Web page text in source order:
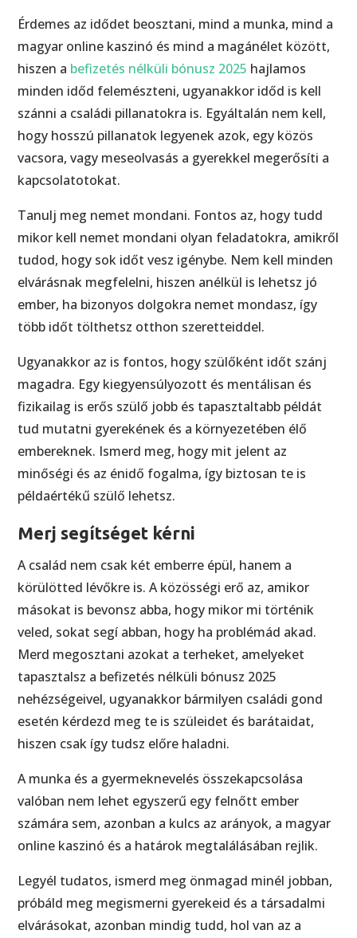
Érdemes az idődet beosztani, mind a munka, mind a
magyar online kaszinó és mind a magánélet között,
hiszen a befizetés nélküli bónusz 2025 hajlamos
minden időd felemészteni, ugyanakkor időd is kell
szánni a családi pillanatokra is. Egyáltalán nem kell,
hogy hosszú pillanatok legyenek azok, egy közös
vacsora, vagy meseolvasás a gyerekkel megerősíti a
kapcsolatotokat.
Tanulj meg nemet mondani. Fontos az, hogy tudd
mikor kell nemet mondani olyan feladatokra, amikről
tudod, hogy sok időt vesz igénybe. Nem kell minden
elvárásnak megfelelni, hiszen anélkül is lehetsz jó
ember, ha bizonyos dolgokra nemet mondasz, így
több időt tölthetsz otthon szeretteiddel.
Ugyanakkor az is fontos, hogy szülőként időt szánj
magadra. Egy kiegyensúlyozott és mentálisan és
fizikailag is erős szülő jobb és tapasztaltabb példát
tud mutatni gyerekének és a környezetében élő
embereknek. Ismerd meg, hogy mit jelent az
minőségi és az énidő fogalma, így biztosan te is
példaértékű szülő lehetsz.
Merj segítséget kérni
A család nem csak két emberre épül, hanem a
körülötted lévőkre is. A közösségi erő az, amikor
másokat is bevonsz abba, hogy mikor mi történik
veled, sokat segí abban, hogy ha problémád akad.
Merd megosztani azokat a terheket, amelyeket
tapasztalsz a befizetés nélküli bónusz 2025
nehézségeivel, ugyanakkor bármilyen családi gond
esetén kérdezd meg te is szüleidet és barátaidat,
hiszen csak így tudsz előre haladni.
A munka és a gyermeknevelés összekapcsolása
valóban nem lehet egyszerű egy felnőtt ember
számára sem, azonban a kulcs az arányok, a magyar
online kaszinó és a határok megtalálásában rejlik.
Legyél tudatos, ismerd meg önmagad minél jobban,
próbáld meg megismerni gyerekeid és a társadalmi
elvárásokat, azonban mindig tudd, hol van az a